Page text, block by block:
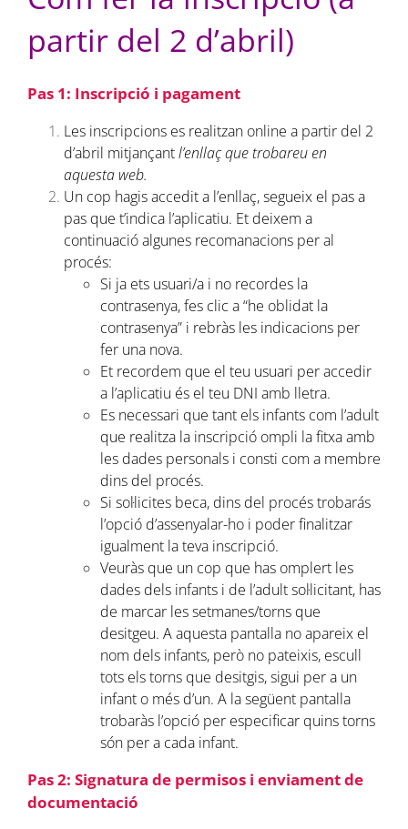
partir del 2 d’abril)
Pas 1: Inscripció i pagament
Les inscripcions es realitzan online a partir del 2
d’abril mitjançantl’enllaç que trobareu en
aquesta web.
Un cop hagis accedit a l’enllaç, segueix el pas a
pas que t’indica l’aplicatiu. Et deixem a
continuació algunes recomanacions per al
procés:
Si ja ets usuari/a i no recordes la
contrasenya, fes clic a “he oblidat la
contrasenya” i rebràs les indicacions per
fer una nova.
Et recordem que el teu usuari per accedir
a l’aplicatiu és el teu DNI amb lletra.
Es necessari que tant els infants com l’adult
que realitza la inscripció ompli la fitxa amb
les dades personals i consti com a membre
dins del procés.
Si sol·licites beca, dins del procés trobarás
l’opció d’assenyalar-ho i poder finalitzar
igualment la teva inscripció.
Veuràs que un cop que has omplert les
dades dels infants i de l’adult sol·licitant, has
de marcar les setmanes/torns que
desitgeu. A aquesta pantalla no apareix el
nom dels infants, però no pateixis, escull
tots els torns que desitgis, sigui per a un
infant o més d’un. A la següent pantalla
trobaràs l’opció per especificar quins torns
són per a cada infant.
Pas 2: Signatura de permisos i enviament de
documentació